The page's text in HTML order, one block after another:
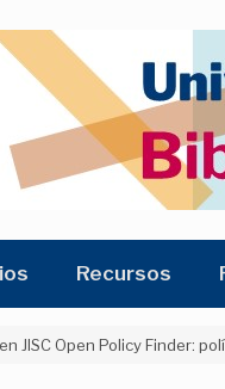
Recursos
JISC Open Policy Finder: